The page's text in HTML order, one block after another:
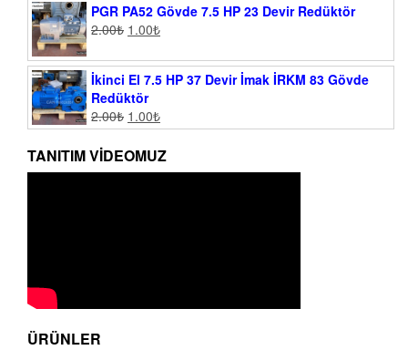
PGR PA52 Gövde 7.5 HP 23 Devir Redüktör
2.00₺ 1.00₺
İkinci El 7.5 HP 37 Devir İmak İRKM 83 Gövde
Redüktör
2.00₺ 1.00₺
TANITIM VIDEOMUZ
ÜRÜNLER